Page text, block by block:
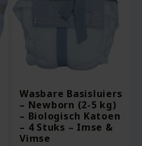
Wasbare Basisluiers
– Newborn (2-5 kg)
– Biologisch Katoen
– 4 Stuks – Imse &
Vimse